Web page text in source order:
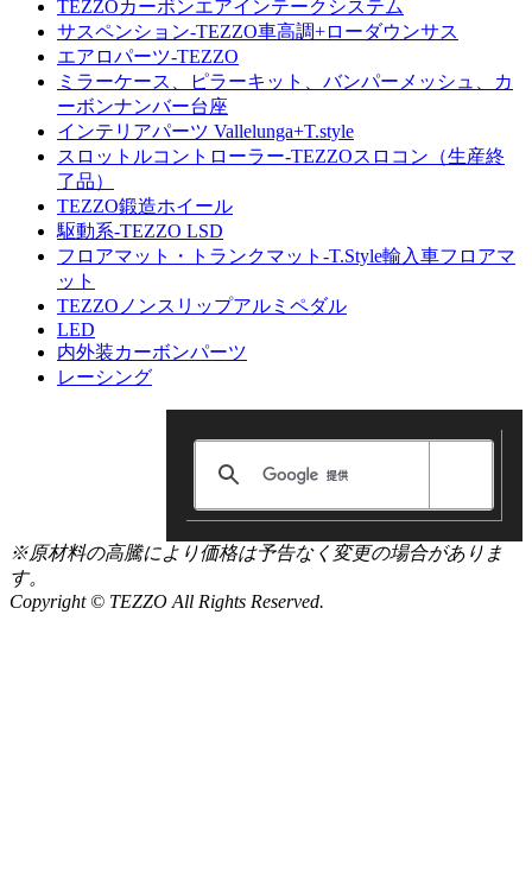
TEZZOカーボンエアインテークシステム
サスペンション-TEZZO車高調+ローダウンサス
エアロパーツ-TEZZO
ミラーケース、ピラーキット、バンパーメッシュ、カ
ーボンナンバー台座
インテリアパーツ Vallelunga+T.style
スロットルコントローラー-TEZZOスロコン（生産終
了品）
TEZZO鍛造ホイール
駆動系-TEZZO LSD
フロアマット・トランクマット-T.Style輸入車フロアマ
ット
TEZZOノンスリップアルミペダル
LED
内外装カーボンパーツ
レーシング
※原材料の高騰により価格は予告なく変更の場合がありま
す。
Copyright © TEZZO All Rights Reserved.